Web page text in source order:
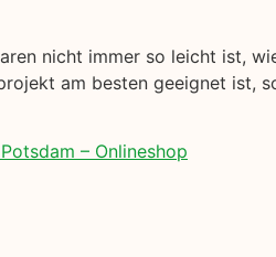
nicht immer so leicht ist,
am besten geeignet ist,
– Onlineshop